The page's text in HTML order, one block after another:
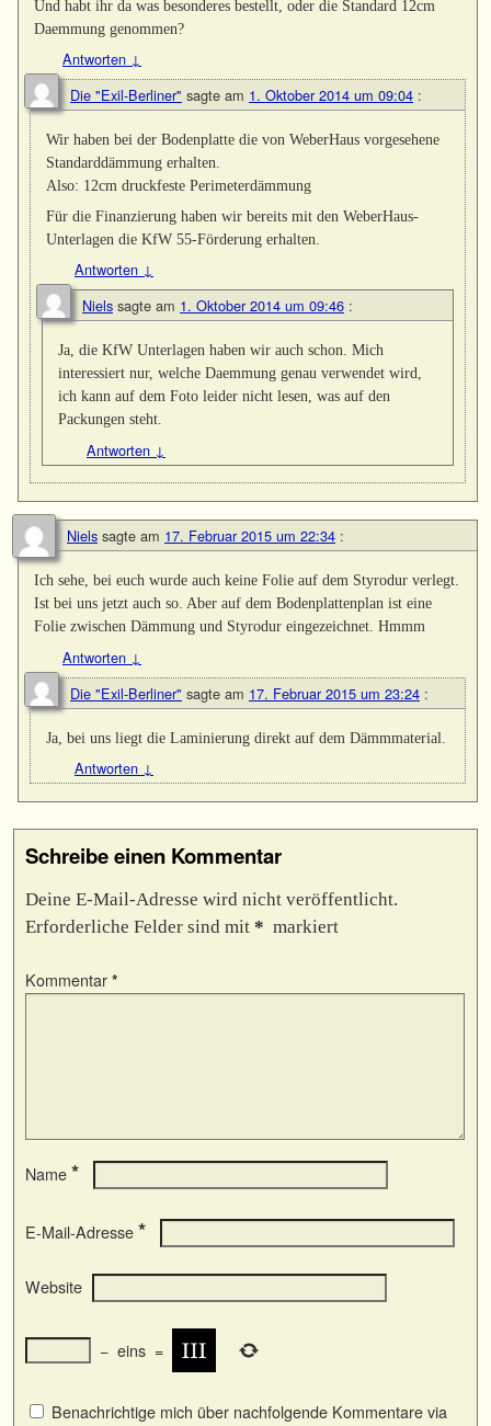
Und habt ihr da was besonderes bestellt, oder die Standard 12cm
Daemmung genommen?
Antworten ↓
Die "Exil-Berliner" sagte am 1. Oktober 2014 um 09:04 :
Wir haben bei der Bodenplatte die von WeberHaus vorgesehene
Standarddämmung erhalten.
Also: 12cm druckfeste Perimeterdämmung
Für die Finanzierung haben wir bereits mit den WeberHaus-
Unterlagen die KfW 55-Förderung erhalten.
Antworten ↓
Niels sagte am 1. Oktober 2014 um 09:46 :
Ja, die KfW Unterlagen haben wir auch schon. Mich
interessiert nur, welche Daemmung genau verwendet wird,
ich kann auf dem Foto leider nicht lesen, was auf den
Packungen steht.
Antworten ↓
Niels sagte am 17. Februar 2015 um 22:34 :
Ich sehe, bei euch wurde auch keine Folie auf dem Styrodur verlegt.
Ist bei uns jetzt auch so. Aber auf dem Bodenplattenplan ist eine
Folie zwischen Dämmung und Styrodur eingezeichnet. Hmmm
Antworten ↓
Die "Exil-Berliner" sagte am 17. Februar 2015 um 23:24 :
Ja, bei uns liegt die Laminierung direkt auf dem Dämmmaterial.
Antworten ↓
Schreibe einen Kommentar
Deine E-Mail-Adresse wird nicht veröffentlicht.
Erforderliche Felder sind mit * markiert
Kommentar *
Name *
E-Mail-Adresse *
Website
− eins =
Benachrichtige mich über nachfolgende Kommentare via